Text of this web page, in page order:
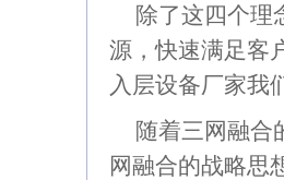
除了这四个理
源，快速满足客
入层设备厂家我
随着三网融合
网融合的战略思